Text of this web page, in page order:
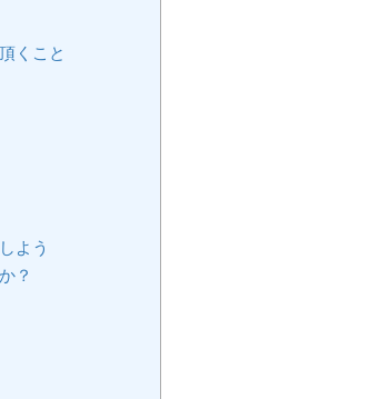
くこと
よう
？